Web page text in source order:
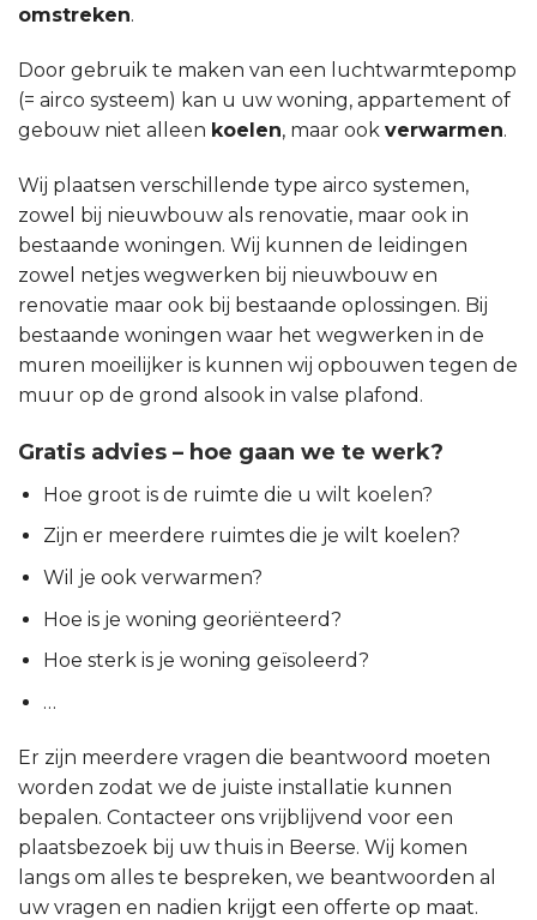
omstreken.
Door gebruik te maken van een luchtwarmtepomp
(= airco systeem) kan u uw woning, appartement of
gebouw niet alleen koelen, maar ook verwarmen.
Wij plaatsen verschillende type airco systemen,
zowel bij nieuwbouw als renovatie, maar ook in
bestaande woningen. Wij kunnen de leidingen
zowel netjes wegwerken bij nieuwbouw en
renovatie maar ook bij bestaande oplossingen. Bij
bestaande woningen waar het wegwerken in de
muren moeilijker is kunnen wij opbouwen tegen de
muur op de grond alsook in valse plafond.
Gratis advies – hoe gaan we te werk?
Hoe groot is de ruimte die u wilt koelen?
Zijn er meerdere ruimtes die je wilt koelen?
Wil je ook verwarmen?
Hoe is je woning georiënteerd?
Hoe sterk is je woning geïsoleerd?
…
Er zijn meerdere vragen die beantwoord moeten
worden zodat we de juiste installatie kunnen
bepalen. Contacteer ons vrijblijvend voor een
plaatsbezoek bij uw thuis in Beerse. Wij komen
langs om alles te bespreken, we beantwoorden al
uw vragen en nadien krijgt een offerte op maat.